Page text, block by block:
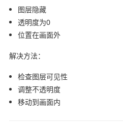
图层隐藏
透明度为0
位置在画面外
解决方法：
检查图层可见性
调整不透明度
移动到画面内